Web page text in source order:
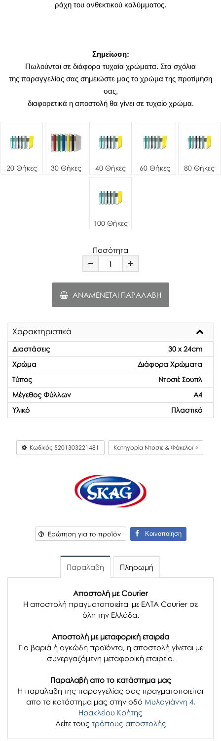
ράχη του ανθεκτικού καλύμματος.
Σημείωση:
Πωλούνται σε διάφορα τυχαία χρώματα. Στα σχόλια
της παραγγελίας σας σημειώστε μας το χρώμα της προτίμηση
σας,
διαφορετικά η αποστολή θα γίνει σε τυχαίο χρώμα.
20 Θήκες 30 Θήκες 40 Θήκες 60 Θήκες 80 Θήκες
100 Θήκες
Ποσότητα
Minus Plus
ΑΝΑΜΈΝΕΤΑΙ ΠΑΡΑΛΑΒΉ
Χαρακτηριστικά
Διαστάσεις
30 x 24cm
Χρώμα
Διάφορα Χρώματα
Τύπος
Ντοσιέ Σουπλ
Μέγεθος Φύλλων
Α4
Υλικό
Πλαστικό
Κωδικός 5201303221481 Κατηγορία Ντοσιέ & Φάκελοι
Ερώτηση για το προϊόν Κοινοποίηση
Παραλαβή Πληρωμή
Αποστολή με Courier
Η αποστολή πραγματοποιείται με ΕΛΤΑ Courier σε
όλη την Ελλάδα.
Αποστολή με μεταφορική εταιρεία
Για βαριά ή ογκώδη προϊόντα, η αποστολή γίνεται με
συνεργαζόμενη μεταφορική εταιρεία.
Παραλαβή απο το κατάστημα μας
H παραλαβή της παραγγελίας σας πραγματοποιείται
απο το κατάστημα μας στην οδό Μυλογιάννη 4,
Ηρακλείου Κρήτης
Δείτε τους τρόπους αποστολής